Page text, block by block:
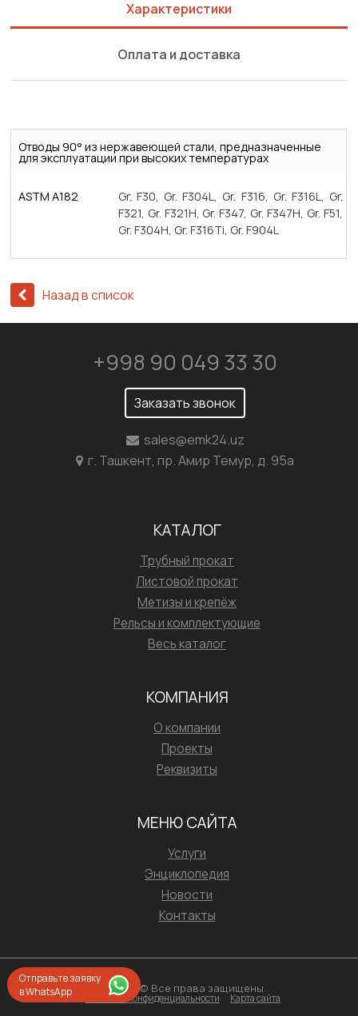
Отправьте заявку
в WhatsApp
Характеристики
Оплата и доставка
Отводы 90° из нержавеющей стали, предназначенные
для эксплуатации при высоких температурах
ASTM A182
Gr. F30, Gr. F304L, Gr. F316, Gr. F316L, Gr.
F321, Gr. F321H, Gr. F347, Gr. F347H, Gr. F51,
Gr. F304H, Gr. F316Ti, Gr. F904L
Назад в список
+998 90 049 33 30
Заказать звонок
sales@emk24.uz
г. Ташкент, пр. Амир Темур, д. 95а
КАТАЛОГ
Трубный прокат
Листовой прокат
Метизы и крепёж
Рельсы и комплектующие
Весь каталог
КОМПАНИЯ
О компании
Проекты
Реквизиты
МЕНЮ САЙТА
Услуги
Энциклопедия
Новости
Контакты
2026 © Все права защищены
Политика конфиденциальности Карта сайта